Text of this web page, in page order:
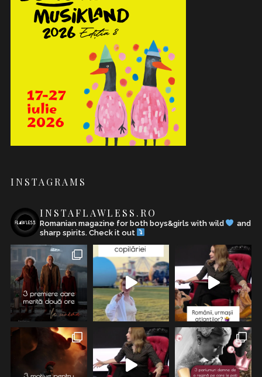
INSTAGRAMS
INSTAFLAWLESS.RO
Romanian magazine for both boys&girls with wild
and
sharp spirits. Check it out